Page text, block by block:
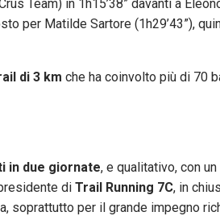
Team) in 1h15’38” davanti a
per Matilde Sartore (1h29’43”),
di 3 km che ha coinvolto più di 70
in due giornate, e qualitativo, con un
di Trail Running 7C, in
soprattutto per il grande impegno